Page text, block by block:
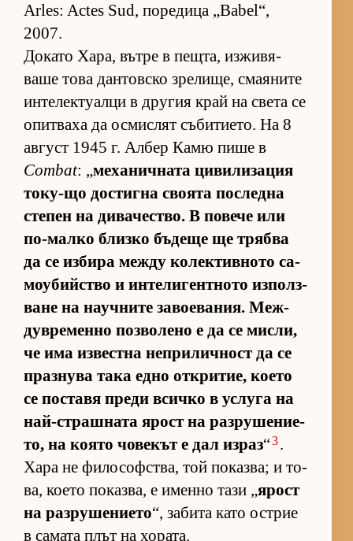
Arles: Actes Sud, по­ре­дица „Babel“,
2007.
До­като Ха­ра, вътре в пещ­та, из­жи­вя­
ваше това дан­тов­ско зре­ли­ще, сма­я­ните
ин­те­лек­ту­алци в дру­гия край на света се
опит­ваха да ос­мис­лят съ­би­ти­е­то. На 8
ав­густ 1945 г. Ал­бер Камю пише в
Combat: „ме­ха­нич­ната ци­ви­ли­за­ция
то­ку-що дос­тигна сво­ята пос­ледна
сте­пен на ди­ва­чес­т­во. В по­вече или
по-малко близко бъ­деще ще трябва
да се из­бира между ко­лек­тив­ното са­
мо­у­бийс­тво и ин­те­ли­ген­т­ното из­пол­з­
ване на на­уч­ните за­во­е­ва­ния. Меж­
дув­ре­менно поз­во­лено е да се мис­ли,
че има из­вес­тна неп­ри­лич­ност да се
праз­нува така едно от­к­ри­тие, ко­ето
се пос­тавя преди всичко в ус­луга на
най-ст­раш­ната ярост на раз­ру­ше­ни­е­
то, на ко­ято чо­ве­кът е дал из­раз“3.
Хара не фи­ло­соф­с­т­ва, той по­каз­ва; и то­
ва, ко­ето по­каз­ва, е именно тази „ярост
на раз­ру­ше­ни­ето“, за­бита като ос­т­рие
в са­мата плът на хо­ра­та.